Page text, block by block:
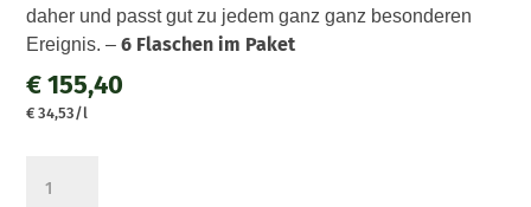
daher und passt gut zu jedem ganz ganz besonderen
Ereignis. –6 Flaschen im Paket
€155,40
€ 34,53/l
Dit